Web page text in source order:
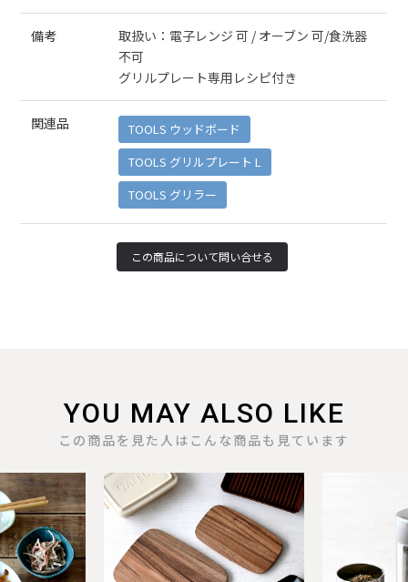
備考
取扱い：電子レンジ 可 / オーブン 可/食洗器
不可
グリルプレート専用レシピ付き
関連品
TOOLS ウッドボード
TOOLS グリルプレート L
TOOLS グリラー
YOU MAY ALSO LIKE
この商品を見た人はこんな商品も見ています